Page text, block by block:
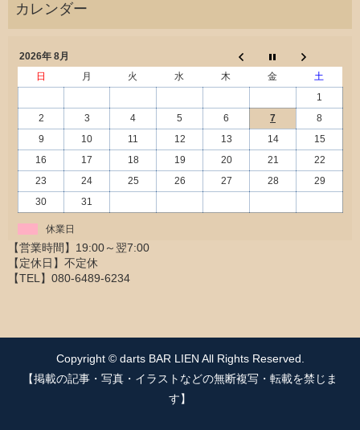
2026年 8月
日
月 火 水 木 金
土
1
2
3 4 5 6 7
8
9
10 11 12 13 14
15
16
17 18 19 20 21
22
23
24 25 26 27 28
29
30
31
休業日
Copyright © darts BAR LIEN All Rights Reserved.
【掲載の記事・写真・イラストなどの無断複写・転載を禁じま
す】